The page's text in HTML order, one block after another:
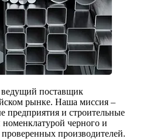
поставщик
рынке. Наша миссия –
предприятия и строительные
черного и
производителей.